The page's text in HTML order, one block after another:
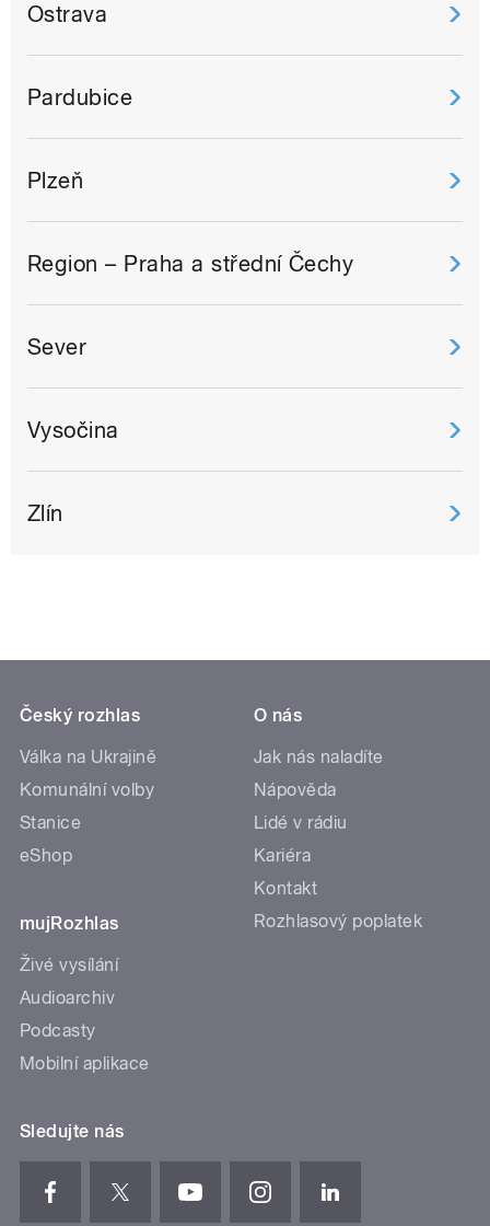
Ostrava
Pardubice
Plzeň
Region – Praha a střední Čechy
Sever
Vysočina
Zlín
Český rozhlas
Válka na Ukrajině
Komunální volby
Stanice
eShop
mujRozhlas
Živé vysílání
Audioarchiv
Podcasty
Mobilní aplikace
O nás
Jak nás naladíte
Nápověda
Lidé v rádiu
Kariéra
Kontakt
Rozhlasový poplatek
Sledujte nás